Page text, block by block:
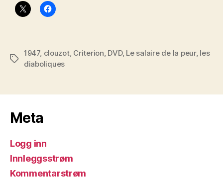
Stikkord
1947, clouzot, Criterion, DVD, Le salaire de la peur, les
diaboliques
Meta
Logg inn
Innleggsstrøm
Kommentarstrøm